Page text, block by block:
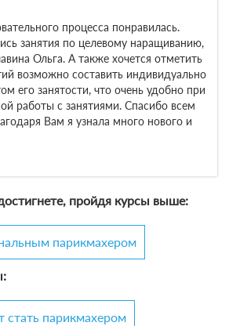
процесса понравилась.
занятия по целевому наращиванию,
Ольга. А также хочется отметить
возможно составить индивидуально
его занятости, что очень удобно при
работы с занятиями. Спасибо всем
Вам я узнала много нового и
пройдя курсы выше:
парикмахером
стать парикмахером